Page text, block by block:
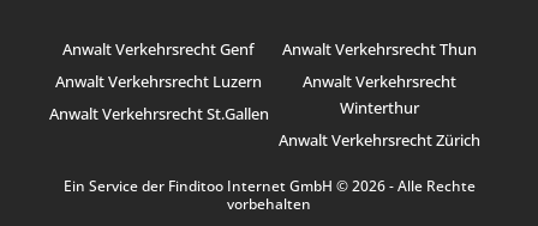
Anwalt Verkehrsrecht Genf
Anwalt Verkehrsrecht Luzern
Anwalt Verkehrsrecht St.Gallen
Anwalt Verkehrsrecht Thun
Anwalt Verkehrsrecht
Winterthur
Anwalt Verkehrsrecht Zürich
Ein Service der Finditoo Internet GmbH © 2026 - Alle Rechte
vorbehalten